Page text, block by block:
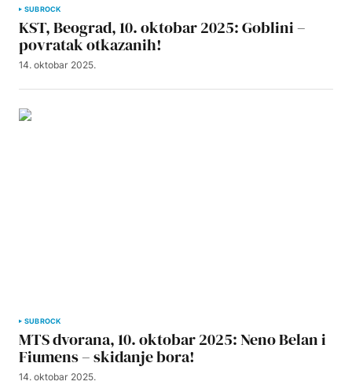
SUBROCK
KST, Beograd, 10. oktobar 2025: Goblini –
povratak otkazanih!
14. oktobar 2025.
SUBROCK
MTS dvorana, 10. oktobar 2025: Neno Belan i
Fiumens – skidanje bora!
14. oktobar 2025.